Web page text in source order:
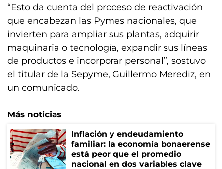
“Esto da cuenta del proceso de reactivación
que encabezan las Pymes nacionales, que
invierten para ampliar sus plantas, adquirir
maquinaria o tecnología, expandir sus líneas
de productos e incorporar personal”, sostuvo
el titular de la Sepyme, Guillermo Merediz, en
un comunicado.
Más noticias
Inflación y endeudamiento
familiar: la economía bonaerense
está peor que el promedio
nacional en dos variables clave